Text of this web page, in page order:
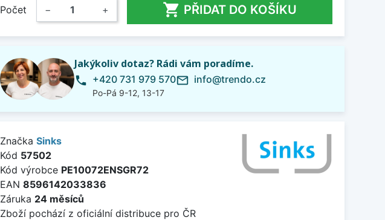
Počet − +  PŘIDAT DO KOŠÍKU
Jakýkoliv dotaz? Rádi vám poradíme.
phone +420 731 979 570
Po-Pá 9-12, 13-17
mail_outline info@trendo.cz
Značka Sinks
Kód 57502
Kód výrobce PE10072ENSGR72
EAN 8596142033836
Záruka 24 měsíců
Zboží pochází z oficiální distribuce pro ČR